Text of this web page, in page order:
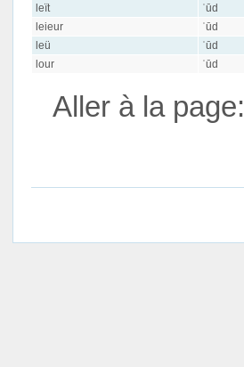
leït
ʿūd
leieur
ʿūd
leü
ʿūd
lour
ʿūd
Aller à la page: